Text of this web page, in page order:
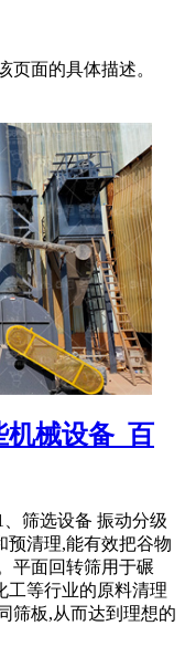
页面的具体描述。
械设备_百
筛选设备 振动分级
预清理,能有效把谷物
平面回转筛用于碾
工等行业的原料清理
筛板,从而达到理想的